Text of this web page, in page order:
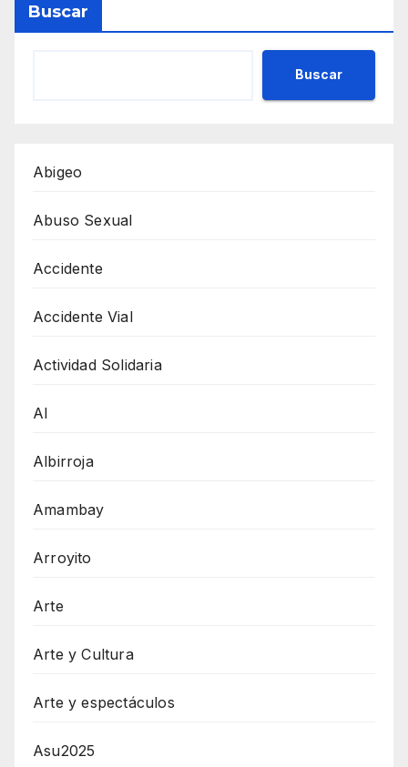
Buscar
Buscar
Abigeo
Abuso Sexual
Accidente
Accidente Vial
Actividad Solidaria
AI
Albirroja
Amambay
Arroyito
Arte
Arte y Cultura
Arte y espectáculos
Asu2025